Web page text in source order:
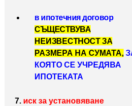
в ипотечния договор
СЪЩЕСТВУВА
НЕИЗВЕСТНОСТ ЗА
РАЗМЕРА НА СУМАТА,
КОЯТО СЕ УЧРЕДЯВА
ИПОТЕКАТА
7. иск за установяване